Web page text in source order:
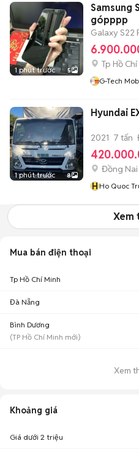
1 phút trước 5
Samsung
gópppp
Galaxy S22
Tp Hồ
G-Tech
1 phút trước 8
Hyundai
2021 7 tấn
Đồng Nai
HHo Quoc
Xem
Mua bán điện thoại
Tp Hồ Chí Minh
Đà Nẵng
Bình Dương
(TP Hồ Chí Minh mới)
Xem
Khoảng giá
Giá dưới 2 triệu